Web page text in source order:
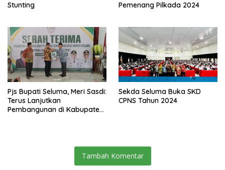
Stunting
Pemenang Pilkada 2024
Pjs Bupati Seluma, Meri Sasdi:
Terus Lanjutkan
Pembangunan di Kabupaten
Sekda Seluma Buka SKD
CPNS Tahun 2024
Tambah Komentar